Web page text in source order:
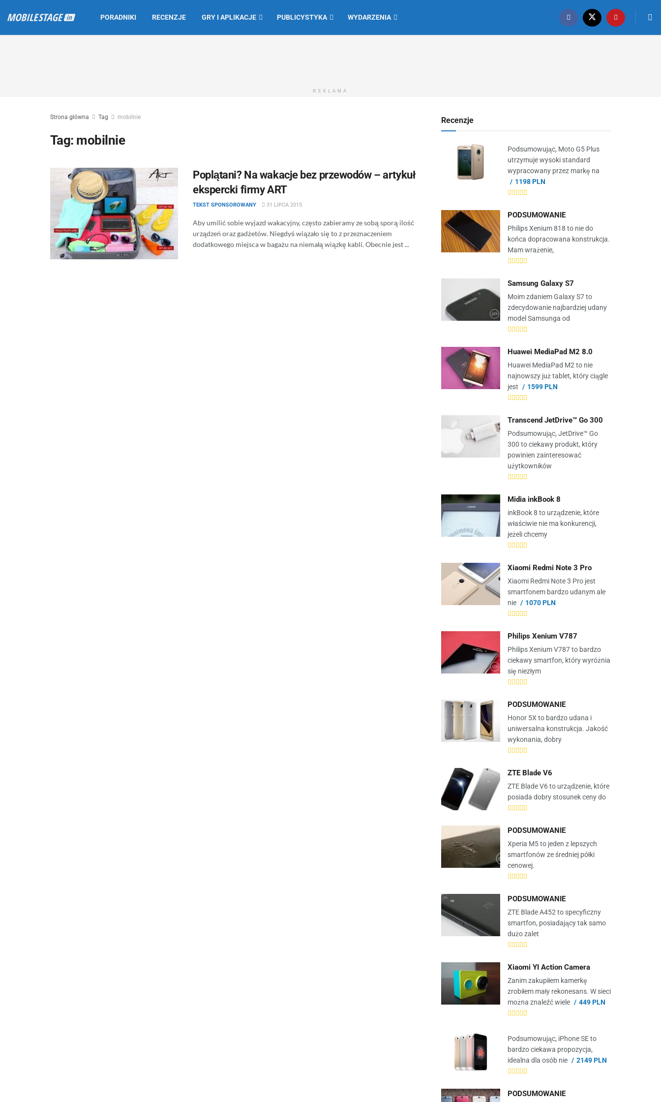
PORADNIKI RECENZJE GRY I APLIKACJE PUBLICYSTYKA WYDARZENIA
REKLAMA
Strona główna Tag mobilnie
Tag: mobilnie
Poplątani? Na wakacje bez przewodów – artykuł
ekspercki firmy ART
TEKST SPONSOROWANY 31 LIPCA 2015
Aby umilić sobie wyjazd wakacyjny, często zabieramy ze sobą sporą ilość
urządzeń oraz gadżetów. Niegdyś wiązało się to z przeznaczeniem
dodatkowego miejsca w bagażu na niemałą wiązkę kabli. Obecnie jest ...
Recenzje
Podsumowując, Moto G5 Plus
utrzymuje wysoki standard
wypracowany przez markę na
1198 PLN
PODSUMOWANIE
Philips Xenium 818 to nie do
końca dopracowana konstrukcja.
Mam wrażenie,
Samsung Galaxy S7
Moim zdaniem Galaxy S7 to
zdecydowanie najbardziej udany
model Samsunga od
Huawei MediaPad M2 8.0
Huawei MediaPad M2 to nie
najnowszy już tablet, który ciągle
jest
1599 PLN
Transcend JetDrive™ Go 300
Podsumowując, JetDrive™ Go
300 to ciekawy produkt, który
powinien zainteresować
użytkowników
Midia inkBook 8
inkBook 8 to urządzenie, które
właściwie nie ma konkurencji,
jeżeli chcemy
Xiaomi Redmi Note 3 Pro
Xiaomi Redmi Note 3 Pro jest
smartfonem bardzo udanym ale
nie
1070 PLN
Philips Xenium V787
Philips Xenium V787 to bardzo
ciekawy smartfon, który wyróżnia
się niezłym
PODSUMOWANIE
Honor 5X to bardzo udana i
uniwersalna konstrukcja. Jakość
wykonania, dobry
ZTE Blade V6
ZTE Blade V6 to urządzenie, które
posiada dobry stosunek ceny do
PODSUMOWANIE
Xperia M5 to jeden z lepszych
smartfonów ze średniej półki
cenowej.
PODSUMOWANIE
ZTE Blade A452 to specyficzny
smartfon, posiadający tak samo
dużo zalet
Xiaomi YI Action Camera
Zanim zakupiłem kamerkę
zrobiłem mały rekonesans. W sieci
można znaleźć wiele
449 PLN
Podsumowując, iPhone SE to
bardzo ciekawa propozycja,
idealna dla osób nie
2149 PLN
PODSUMOWANIE